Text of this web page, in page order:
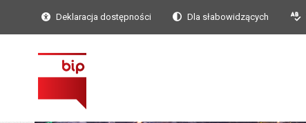
Deklaracja dostępności Dla słabowidzących